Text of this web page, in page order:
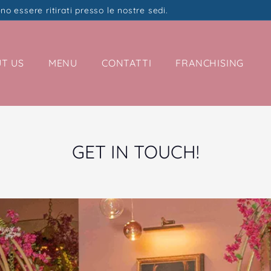
essere ritirati presso le nostre sedi.
US MENU CONTATTI FRANCHISING
GET IN TOUCH!